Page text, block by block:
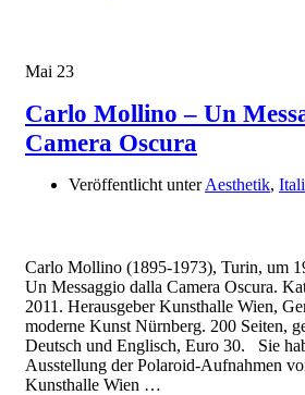
Mai 23
Carlo Mollino – Un
Camera Oscura
Veröffentlicht unterAesthetik,
Carlo Mollino (1895-1973), Turin,
Un Messaggio dalla Camera Oscura.
2011. Herausgeber Kunsthalle Wien,
moderne Kunst Nürnberg. 200 Seiten,
Deutsch und Englisch, Euro 30. Sie
Ausstellung der Polaroid-Aufnahmen
Kunsthalle Wien …